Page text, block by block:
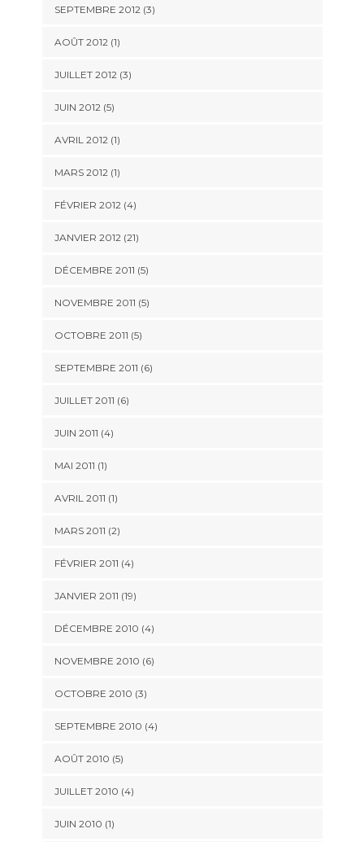
SEPTEMBRE 2012 (3)
AOÛT 2012 (1)
JUILLET 2012 (3)
JUIN 2012 (5)
AVRIL 2012 (1)
MARS 2012 (1)
FÉVRIER 2012 (4)
JANVIER 2012 (21)
DÉCEMBRE 2011 (5)
NOVEMBRE 2011 (5)
OCTOBRE 2011 (5)
SEPTEMBRE 2011 (6)
JUILLET 2011 (6)
JUIN 2011 (4)
MAI 2011 (1)
AVRIL 2011 (1)
MARS 2011 (2)
FÉVRIER 2011 (4)
JANVIER 2011 (19)
DÉCEMBRE 2010 (4)
NOVEMBRE 2010 (6)
OCTOBRE 2010 (3)
SEPTEMBRE 2010 (4)
AOÛT 2010 (5)
JUILLET 2010 (4)
JUIN 2010 (1)